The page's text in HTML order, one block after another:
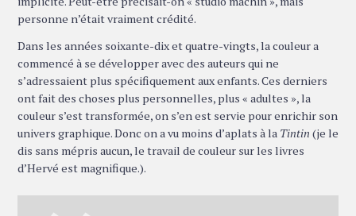
personne n’était vraiment crédité.
Dans les années soixante-dix et quatre-vingts, la couleur a
commencé à se développer avec des auteurs qui ne
s’adressaient plus spécifiquement aux enfants. Ces derniers
ont fait des choses plus personnelles, plus « adultes », la
couleur s’est transformée, on s’en est servie pour enrichir son
univers graphique. Donc on a vu moins d’aplats à la Tintin (je le
dis sans mépris aucun, le travail de couleur sur les livres
d’Hervé est magnifique.).